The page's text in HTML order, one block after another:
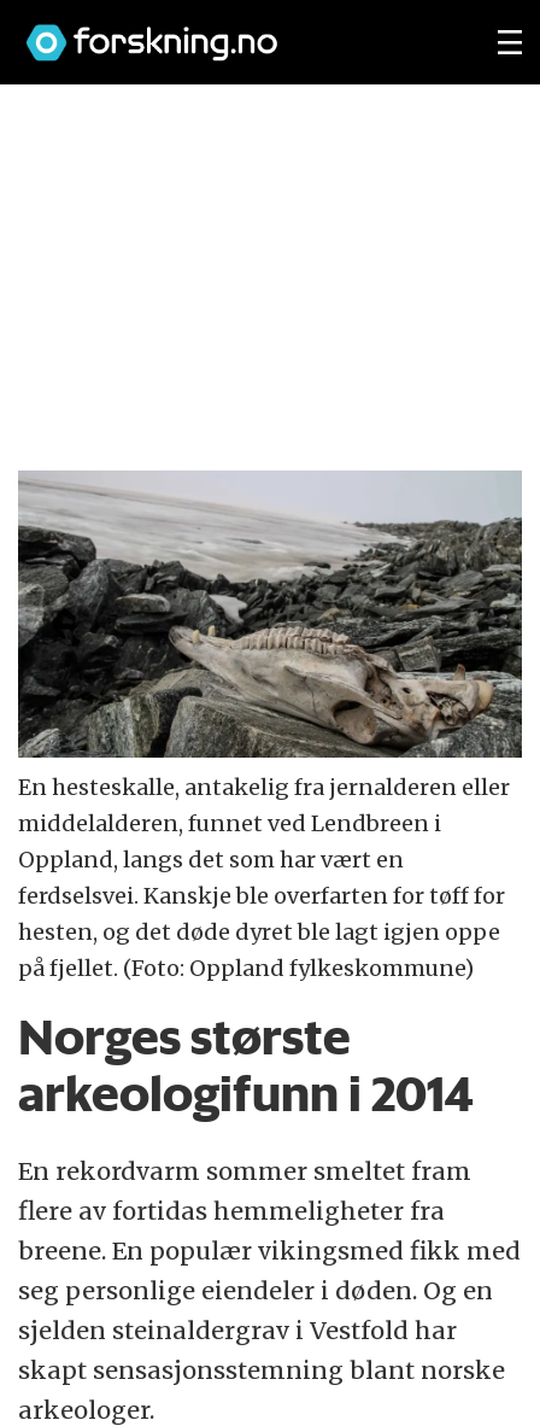
En hesteskalle, antakelig fra jernalderen eller
middelalderen, funnet ved Lendbreen i
Oppland, langs det som har vært en
ferdselsvei. Kanskje ble overfarten for tøff for
hesten, og det døde dyret ble lagt igjen oppe
på fjellet. (Foto: Oppland fylkeskommune)
Norges største
arkeologifunn i 2014
En rekordvarm sommer smeltet fram
flere av fortidas hemmeligheter fra
breene. En populær vikingsmed fikk med
seg personlige eiendeler i døden. Og en
sjelden steinaldergrav i Vestfold har
skapt sensasjonsstemning blant norske
arkeologer.